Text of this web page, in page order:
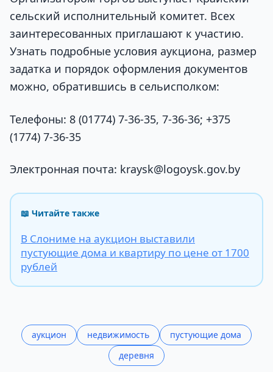
сельский исполнительный комитет. Всех
заинтересованных приглашают к участию.
Узнать подробные условия аукциона, размер
задатка и порядок оформления документов
можно, обратившись в сельисполком:
Телефоны: 8 (01774) 7-36-35, 7-36-36; +375
(1774) 7-36-35
Электронная почта: kraysk@logoysk.gov.by
📖 Читайте также
В Слониме на аукцион выставили
пустующие дома и квартиру по цене от 1700
рублей
аукцион недвижимость
пустующие дома
деревня